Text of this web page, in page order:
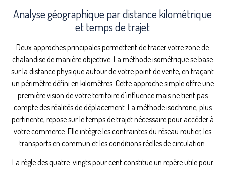
Analyse géographique par distance kilométrique
et temps de trajet
Deux approches principales permettent de tracer votre zone de
chalandise de manière objective. La méthode isométrique se base
sur la distance physique autour de votre point de vente, en traçant
un périmètre défini en kilomètres. Cette approche simple offre une
première vision de votre territoire d'influence mais ne tient pas
compte des réalités de déplacement. La méthode isochrone, plus
pertinente, repose sur le temps de trajet nécessaire pour accéder à
votre commerce. Elle intègre les contraintes du réseau routier, les
transports en commun et les conditions réelles de circulation.
La règle des quatre-vingts pour cent constitue un repère utile pour